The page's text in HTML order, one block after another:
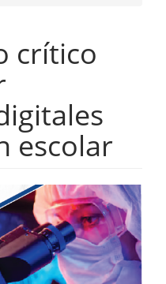
crítico
escolar